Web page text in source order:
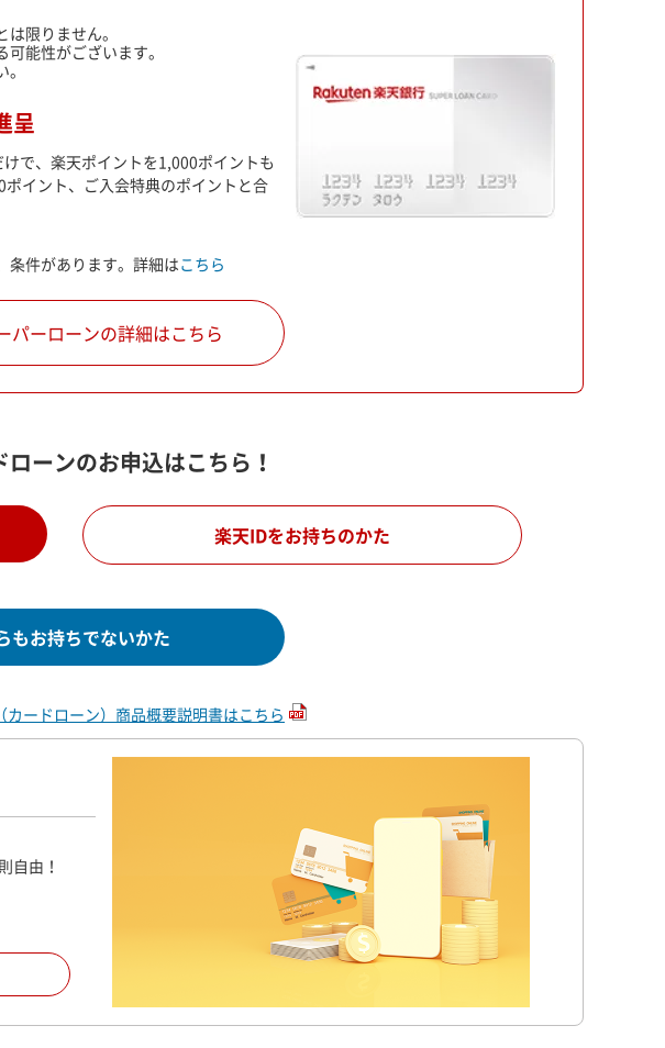
限りません。
能性がございます。
呈
で、楽天ポイントを1,000ポイントも
イント、ご入会特典のポイントと合
条件があります。詳細はこちら
パーローンの詳細はこちら
ーンのお申込はこちら！
楽天IDをお持ちのかた
もお持ちでないかた
ードローン） 商品概要説明書はこちら
自由！